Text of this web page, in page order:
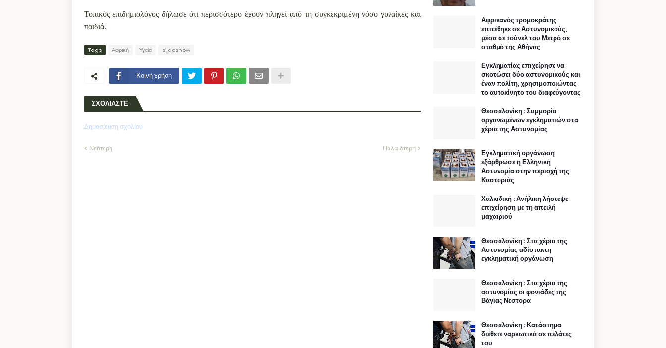
Τοπικός επιδημιολόγος δήλωσε ότι περισσότερο έχουν πληγεί από τη συγκεκριμένη νόσο γυναίκες και
παιδιά.
Tags Αφρική Υγεία slideshow
Κοινή χρήση
ΣΧΟΛΙΑΣΤΕ
Δημοσίευση σχολίου
Νεότερη Παλαιότερη
Αφρικανός τρομοκράτης
επιτέθηκε σε Αστυνομικούς,
μέσα σε τούνελ του Μετρό σε
σταθμό της Αθήνας
Εγκληματίας επιχείρησε να
σκοτώσει δύο αστυνομικούς και
έναν πολίτη, χρησιμοποιώντας
το αυτοκίνητο του διαφεύγοντας
Θεσσαλονίκη : Συμμορία
οργανωμένων εγκληματιών στα
χέρια της Αστυνομίας
Εγκληματική οργάνωση
εξάρθρωσε η Ελληνική
Αστυνομία στην περιοχή της
Καστοριάς
Χαλκιδική : Ανήλικη λήστεψε
επιχείρηση με τη απειλή
μαχαιριού
Θεσσαλονίκη : Στα χέρια της
Αστυνομίας αδίστακτη
εγκληματική οργάνωση
Θεσσαλονίκη : Στα χέρια της
αστυνομίας οι φονιάδες της
Βάγιας Νέστορα
Θεσσαλονίκη : Κατάστημα
διέθετε ναρκωτικά σε πελάτες
του